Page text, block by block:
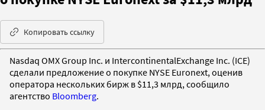
Копировать ссылку
Nasdaq OMX Group Inc. и IntercontinentalExchange Inc. (ICE)
сделали предложение о покупке NYSE Euronext, оценив
оператора нескольких бирж в $11,3 млрд, сообщило
агентство Bloomberg.